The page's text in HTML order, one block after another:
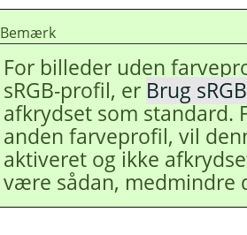
Bemærk
For billeder uden
sRGB-profil, er Brug
afkrydset som standard.
anden farveprofil, vil
aktiveret og ikke
være sådan, medmindre